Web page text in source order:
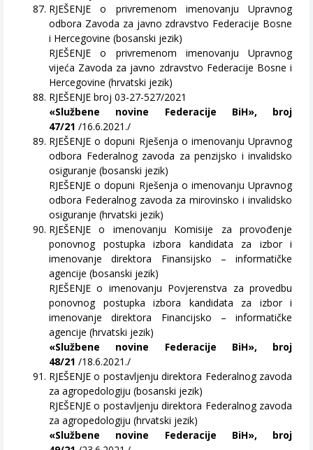
RJEŠENJE o privremenom imenovanju Upravnog
odbora Zavoda za javno zdravstvo Federacije Bosne
i Hercegovine (bosanski jezik)
RJEŠENJE o privremenom imenovanju Upravnog
vijeća Zavoda za javno zdravstvo Federacije Bosne i
Hercegovine (hrvatski jezik)
RJEŠENJE broj 03-27-527/2021
«Službene novine Federacije BiH», broj
47/21 /16.6.2021./
RJEŠENJE o dopuni Rješenja o imenovanju Upravnog
odbora Federalnog zavoda za penzijsko i invalidsko
osiguranje (bosanski jezik)
RJEŠENJE o dopuni Rješenja o imenovanju Upravnog
odbora Federalnog zavoda za mirovinsko i invalidsko
osiguranje (hrvatski jezik)
RJEŠENJE o imenovanju Komisije za provođenje
ponovnog postupka izbora kandidata za izbor i
imenovanje direktora Finansijsko – informatičke
agencije (bosanski jezik)
RJEŠENJE o imenovanju Povjerenstva za provedbu
ponovnog postupka izbora kandidata za izbor i
imenovanje direktora Financijsko – informatičke
agencije (hrvatski jezik)
«Službene novine Federacije BiH», broj
48/21 /18.6.2021./
RJEŠENJE o postavljenju direktora Federalnog zavoda
za agropedologiju (bosanski jezik)
RJEŠENJE o postavljenju direktora Federalnog zavoda
za agropedologiju (hrvatski jezik)
«Službene novine Federacije BiH», broj